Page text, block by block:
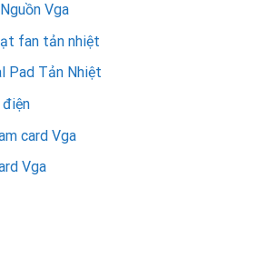
Vga
fan tản nhiệt
Pad Tản Nhiệt
card Vga
Vga